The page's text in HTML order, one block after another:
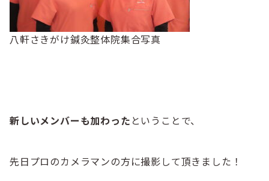
八軒さきがけ鍼灸整体院集合写真
新しいメンバーも加わった ということで、
先日プロのカメラマンの方に撮影して頂きました！